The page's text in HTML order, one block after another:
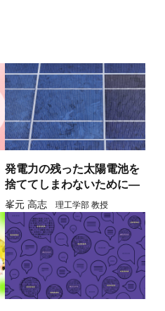
発電力の残った太陽電池を
捨ててしまわないために―
峯元 高志 理工学部 教授